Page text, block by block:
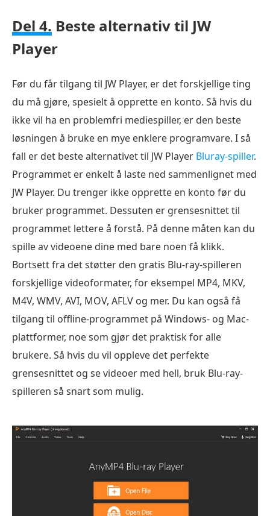
Del 4. Beste alternativ til JW
Player
Før du får tilgang til JW Player, er det forskjellige ting
du må gjøre, spesielt å opprette en konto. Så hvis du
ikke vil ha en problemfri mediespiller, er den beste
løsningen å bruke en mye enklere programvare. I så
fall er det beste alternativet til JW Player Bluray-spiller.
Programmet er enkelt å laste ned sammenlignet med
JW Player. Du trenger ikke opprette en konto før du
bruker programmet. Dessuten er grensesnittet til
programmet lettere å forstå. På denne måten kan du
spille av videoene dine med bare noen få klikk.
Bortsett fra det støtter den gratis Blu-ray-spilleren
forskjellige videoformater, for eksempel MP4, MKV,
M4V, WMV, AVI, MOV, AFLV og mer. Du kan også få
tilgang til offline-programmet på Windows- og Mac-
plattformer, noe som gjør det praktisk for alle
brukere. Så hvis du vil oppleve det perfekte
grensesnittet og se videoer med hell, bruk Blu-ray-
spilleren så snart som mulig.